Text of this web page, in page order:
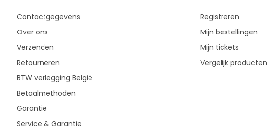
Contactgegevens
Over ons
Verzenden
Retourneren
BTW verlegging België
Betaalmethoden
Garantie
Service & Garantie
Registreren
Mijn bestellingen
Mijn tickets
Vergelijk producten